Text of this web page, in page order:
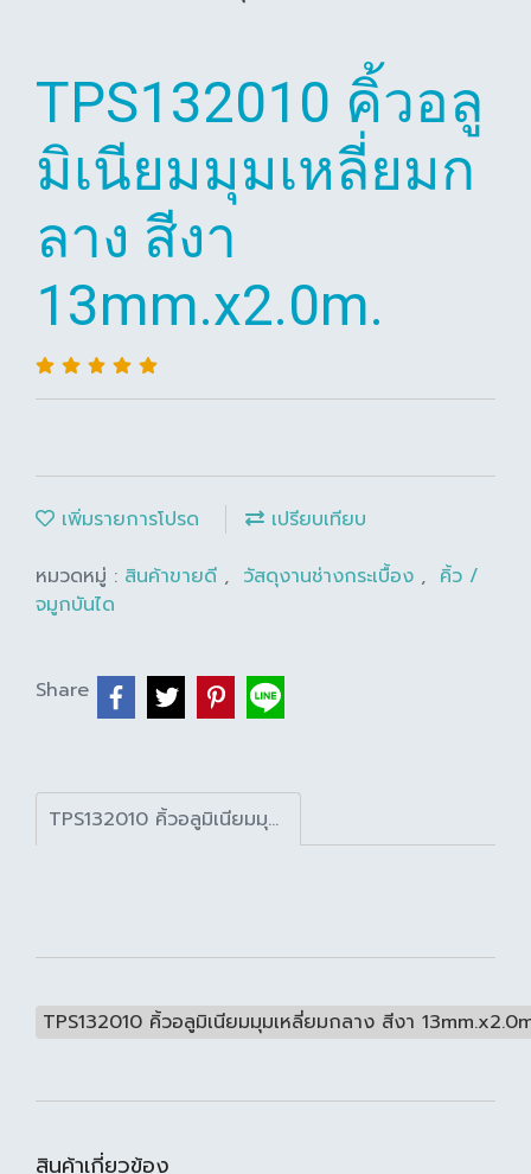
TPS132010 คิ้วอลู
มิเนียมมุมเหลี่ยมก
ลาง สีงา
13mm.x2.0m.
เพิ่มรายการโปรด
เปรียบเทียบ
หมวดหมู่ : สินค้าขายดี , วัสดุงานช่างกระเบื้อง , คิ้ว /
จมูกบันได
Share
TPS132010 คิ้วอลูมิเนียมมุมเหลี่ยมกลาง สีงา 13mm.x2.0m.
TPS132010 คิ้วอลูมิเนียมมุมเหลี่ยมกลาง สีงา
สินค้าเกี่ยวข้อง